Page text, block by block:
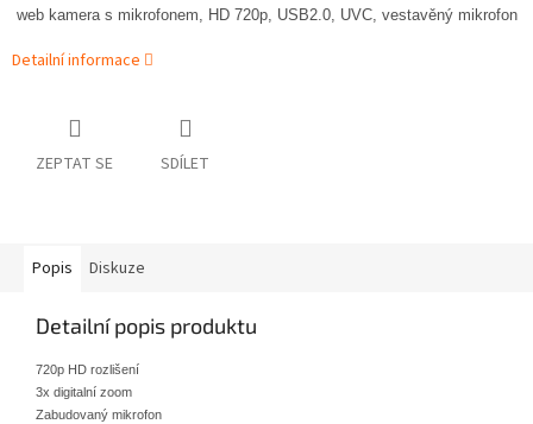
web kamera s mikrofonem, HD 720p, USB2.0, UVC, vestavěný mikrofon
Detailní informace
ZEPTAT SE SDÍLET
Popis Diskuze
Detailní popis produktu
720p HD rozlišení
3x digitalní zoom
Zabudovaný mikrofon